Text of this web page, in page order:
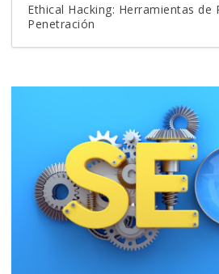
Ethical Hacking: Herramientas de
Penetración